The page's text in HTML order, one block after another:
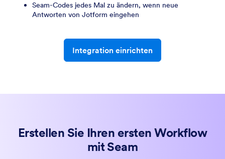
Seam-Codes jedes Mal zu ändern, wenn neue
Antworten von Jotform eingehen
Integration einrichten
Erstellen Sie Ihren ersten Workflow
mit Seam